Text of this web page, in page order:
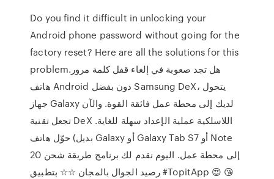
Do you find it difficult in unlocking your
Android phone password without going for the
factory reset? Here are all the solutions for this
problem.هل تجد صعوبة في إلغاء قفل كلمة مرور
هاتف Android دون بفضل Samsung DeX، يتحول
جهاز Galaxy لديك إلى محطة عمل فائقة القوة. والآن
تجعل تقنية DeX اللاسلكية عملية الإعداد سهلة للغاية.
بديل) حوّل هاتف Galaxy أو Galaxy Tab S7 أو Note
20 إلى محطة عمل. اليوم نقدم لك برنامج طريقة شحن
رصيد الجوال بالمجان ☆☆ بتطبيق #TopitApp 😍 😘